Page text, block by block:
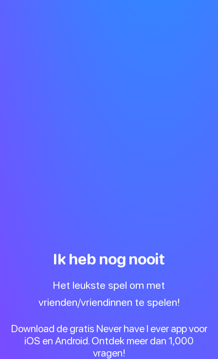
Ik heb nog nooit
Het leukste spel om met
vrienden/vriendinnen te spelen!
Download de gratis Never have I ever app voor
iOS en Android. Ontdek meer dan 1,000
vragen!